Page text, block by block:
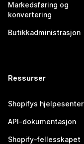
Markedsføring og
konvertering
Butikkadministrasjon
Ressurser
Shopifys hjelpesenter
API-dokumentasjon
Shopify-fellesskapet